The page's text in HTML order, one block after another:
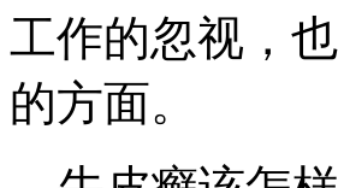
工作的忽视，
的方面。